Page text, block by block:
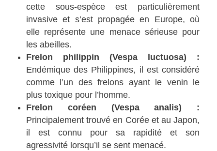
cette sous-espèce est particulièrement
invasive et s’est propagée en Europe, où
elle représente une menace sérieuse pour
les abeilles.
Frelon philippin (Vespa luctuosa) :
Endémique des Philippines, il est considéré
comme l’un des frelons ayant le venin le
plus toxique pour l’homme.
Frelon coréen (Vespa analis) :
Principalement trouvé en Corée et au Japon,
il est connu pour sa rapidité et son
agressivité lorsqu’il se sent menacé.